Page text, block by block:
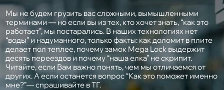
Мы не будем грузить вас сложными, вымышленными
терминами — но если вы из тех, кто хочет знать, “как это
работает”, мы постарались. В наших технологиях нет
“воды” и надуманного, только факты: как доломит в плите
делает пол теплее, почему замок Mega Lock выдержит
десять переездов и почему “наша елка” не скрипит.
Читайте, если Вам важно понять, чем мы отличаемся от
других. А если останется вопрос “Как это поможет именно
мне?”— спрашивайте в ТГ.